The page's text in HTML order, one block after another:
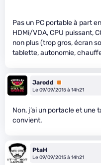
Pas un PC portable à part
HDMi/VDA, CPU puissant,
non plus (trop gros, écran
tablette, autonomie,
Jarodd
Premium
Le 09/09/2015 à 14h21
Non, j’ai un portacle et
convient.
PtaH
Le 09/09/2015 à 14h21